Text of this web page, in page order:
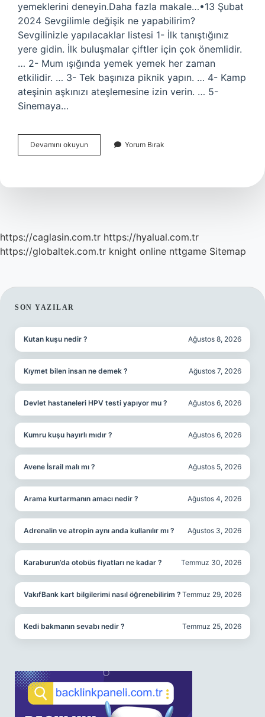
yemeklerini deneyin.Daha fazla makale…•13 Şubat
2024 Sevgilimle değişik ne yapabilirim?
Sevgilinizle yapılacaklar listesi 1- İlk tanıştığınız
yere gidin. İlk buluşmalar çiftler için çok önemlidir.
… 2- Mum ışığında yemek yemek her zaman
etkilidir. … 3- Tek başınıza piknik yapın. … 4- Kamp
ateşinin aşkınızı ateşlemesine izin verin. … 5-
Sinemaya…
Devamını okuyun Sevgiliyle
Romantik
Yorum Bırak
https://caglasin.com.tr https://hyalual.com.tr
https://globaltek.com.tr knight online nttgame Sitemap
SIDEBAR
SON YAZILAR
Kutan kuşu nedir ? Ağustos 8, 2026
Kıymet bilen insan ne demek ? Ağustos 7, 2026
Devlet hastaneleri HPV testi yapıyor mu ? Ağustos 6, 2026
Kumru kuşu hayırlı mıdır ? Ağustos 6, 2026
Avene İsrail malı mı ? Ağustos 5, 2026
Arama kurtarmanın amacı nedir ? Ağustos 4, 2026
Adrenalin ve atropin aynı anda kullanılır mı ? Ağustos 3, 2026
Karaburun’da otobüs fiyatları ne kadar ? Temmuz 30, 2026
VakıfBank kart bilgilerimi nasıl öğrenebilirim ? Temmuz 29, 2026
Kedi bakmanın sevabı nedir ? Temmuz 25, 2026